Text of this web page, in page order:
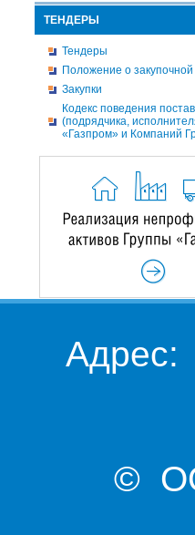
ТЕНДЕРЫ
Тендеры
Положение о
Закупки
Кодекс поведения
(подрядчика,
«Газпром» и Компаний
Адрес:
©